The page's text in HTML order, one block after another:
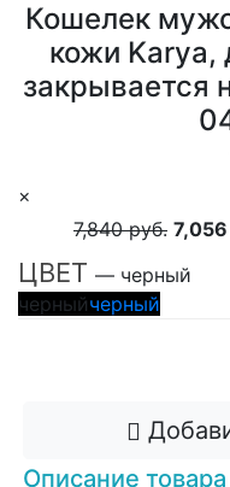
Кошелек
кожи Karya,
закрывается
×
7,840 руб. 7,056
ЦВЕТ — черный
черныйчерный
Описание товара